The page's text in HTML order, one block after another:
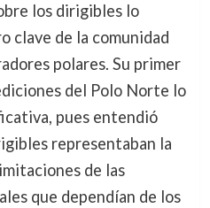
los dirigibles lo
clave de la comunidad
polares. Su primer
del Polo Norte lo
pues entendió
representaban la
de las
que dependían de los